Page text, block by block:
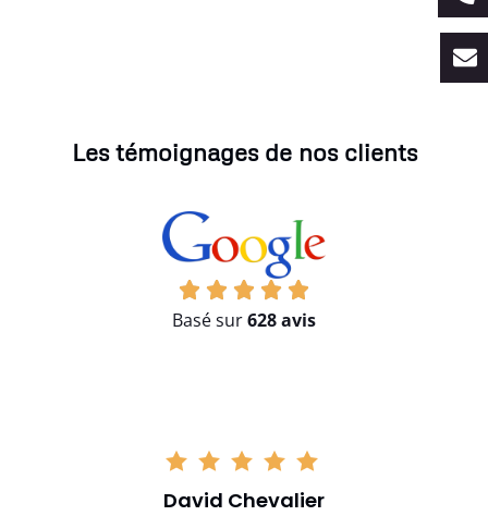
Les témoignages de nos clients
Basé sur628 avis
David Chevalier